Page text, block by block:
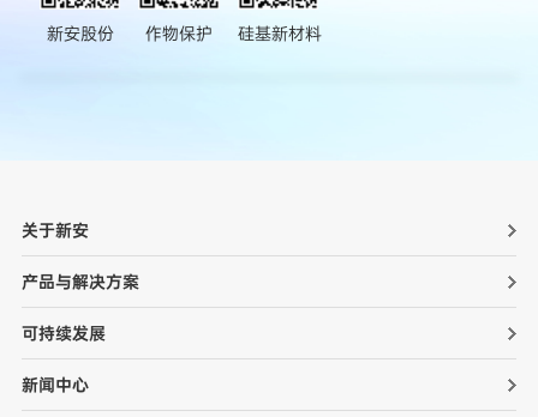
新安股份 作物保护 硅基新材料
关于新安
产品与解决方案
可持续发展
新闻中心